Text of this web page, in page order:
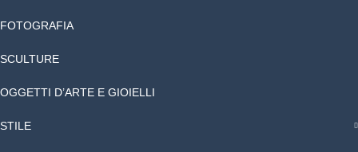
FOTOGRAFIA
SCULTURE
OGGETTI D’ARTE E GIOIELLI
STILE